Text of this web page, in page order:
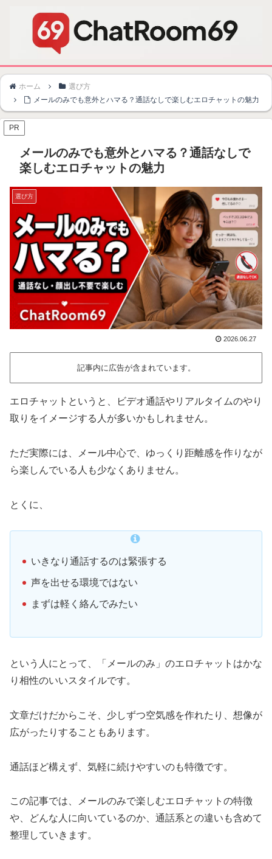
ホーム
選び方
メールのみでも意外とハマる？通話なしで楽しむエロチャットの魅力
PR
メールのみでも意外とハマる？通話なしで
楽しむエロチャットの魅力
選び方
2026.06.27
記事内に広告が含まれています。
エロチャットというと、ビデオ通話やリアルタイムのやり
取りをイメージする人が多いかもしれません。
ただ実際には、メール中心で、ゆっくり距離感を作りなが
ら楽しんでいる人も少なくありません。
とくに、
いきなり通話するのは緊張する
声を出せる環境ではない
まずは軽く絡んでみたい
という人にとって、「メールのみ」のエロチャットはかな
り相性のいいスタイルです。
文章だけだからこそ、少しずつ空気感を作れたり、想像が
広がったりすることもあります。
通話ほど構えず、気軽に続けやすいのも特徴です。
この記事では、メールのみで楽しむエロチャットの特徴
や、どんな人に向いているのか、通話系との違いも含めて
整理していきます。